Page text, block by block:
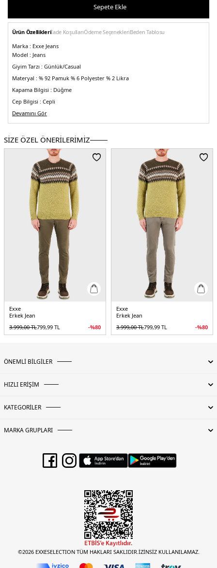
Sepete Ekle
Ürün Özellikleriİade KoşullarıÖdeme SeçenekleriBeden Tablosu
Marka : Exxe Jeans
Model : Jeans
Giyim Tarzı : Günlük/Casual
Materyal : % 92 Pamuk % 6 Polyester % 2 Likra
Kapama Bilgisi : Düğme
Cep Bilgisi : Cepli
Kalıp Bilgisi :Normal Bel, Skinny, Dar Paça
Manken Ölçüsü :Kilo : 86 kg / Boy : 1.90 cm / Göğüs : 105 cm / Bel : 83 cm /
5S017401F969BARTEZ.12
Devamını Gör
SİZE ÖZEL ÖNERİLERİMİZ
Exxe
Erkek Jean
3.999,00TL799,99 TL -%80
Exxe
Erkek Jean
3.999,00TL799,99 TL -%80
ÖNEMLİ BİLGİLER
HIZLI ERİŞİM
KATEGORİLER
MARKA GRUPLARI
©2026 EXXESELECTION TÜM HAKLARI SAKLIDIR.İZİNSİZ KULLANILAMAZ.